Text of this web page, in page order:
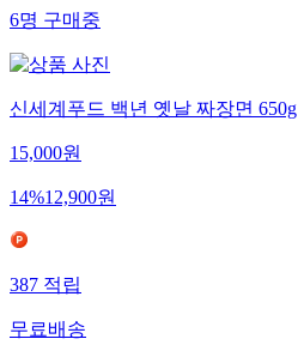
6명구매중
신세계푸드 백년 옛날 짜장면 650g
15,000원
14%12,900원
387적립
무료배송